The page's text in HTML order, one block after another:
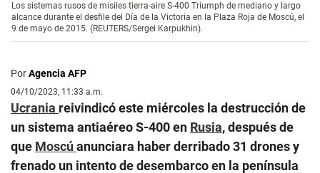
Los sistemas rusos de misiles tierra-aire S-400 Triumph de mediano y largo
alcance durante el desfile del Día de la Victoria en la Plaza Roja de Moscú, el
9 de mayo de 2015. (REUTERS/Sergei Karpukhin).
PorAgencia AFP
04/10/2023, 11:33 a.m.
Ucrania reivindicó este miércoles la destrucción de
un sistema antiaéreo S-400 en Rusia, después de
que Moscúanunciara haber derribado 31 drones y
frenado un intento de desembarco en la península